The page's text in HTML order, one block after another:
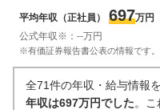
人事・評価制度
6件
企業の選考に関するクチ
中途採用面接・選考
0件
平均年収（正社員） 697万円
公式年収※： --万円
※有価証券報告書公表の情報です。
全71件の年収・給与情報
年収は697万円でした。